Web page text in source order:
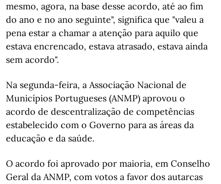
mesmo, agora, na base desse acordo, até ao fim
do ano e no ano seguinte", significa que "valeu a
pena estar a chamar a atenção para aquilo que
estava encrencado, estava atrasado, estava ainda
sem acordo".
Na segunda-feira, a Associação Nacional de
Municípios Portugueses (ANMP) aprovou o
acordo de descentralização de competências
estabelecido com o Governo para as áreas da
educação e da saúde.
O acordo foi aprovado por maioria, em Conselho
Geral da ANMP, com votos a favor dos autarcas